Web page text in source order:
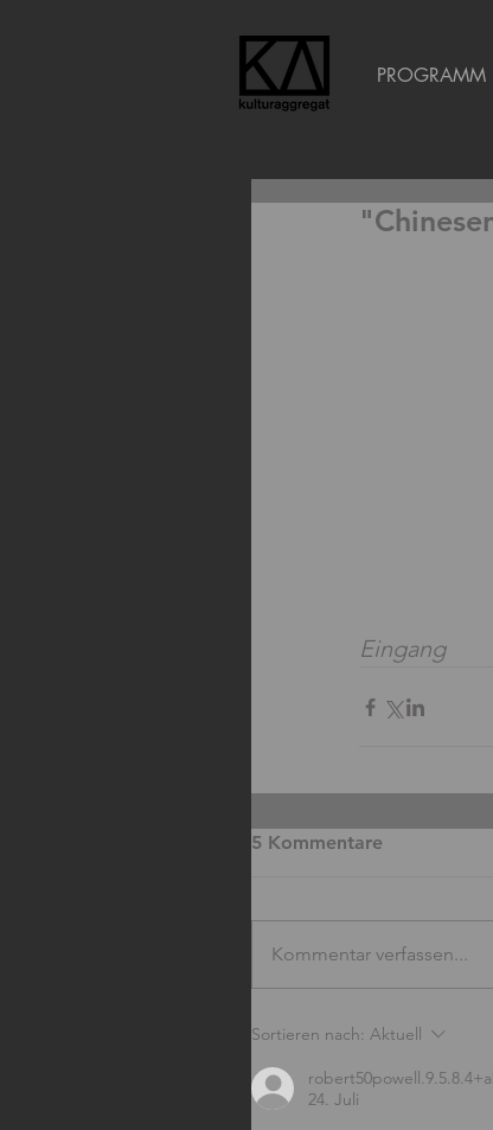
PROGRAMM
Eingang
5 Kommentare
Kommentar verfassen...
Sortieren nach: Aktuell
24. Juli